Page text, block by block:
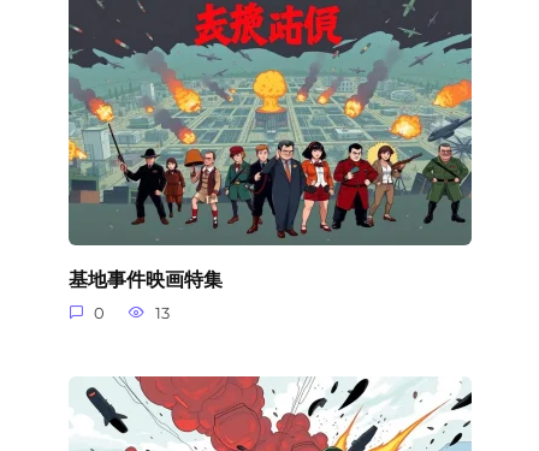
基地事件映画特集
0 13